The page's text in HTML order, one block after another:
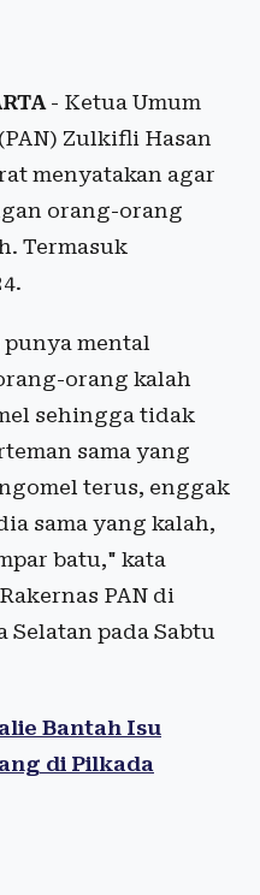
- Ketua Umum
Zulkifli Hasan
menyatakan agar
orang-orang
Termasuk
mental
orang kalah
sehingga tidak
sama yang
terus, enggak
sama yang kalah,
batu," kata
PAN di
Selatan pada Sabtu
Bantah Isu
di Pilkada